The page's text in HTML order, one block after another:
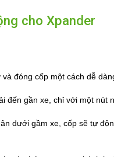
cho Xpander
đóng cốp một cách dễ
đến gần xe, chỉ với một nút
dưới gầm xe, cốp sẽ tự